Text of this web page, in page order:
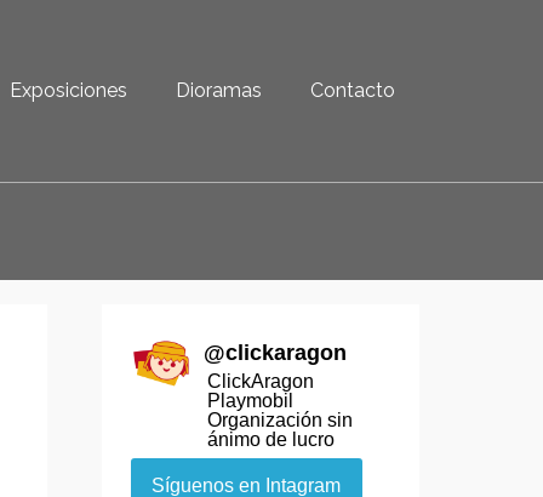
Exposiciones Dioramas Contacto
@clickaragon
ClickAragon
Playmobil
Organización sin
ánimo de lucro
Síguenos en Intagram